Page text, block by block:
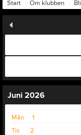
Start Om klubben
Juni 2026
1
Mån
2
Tis